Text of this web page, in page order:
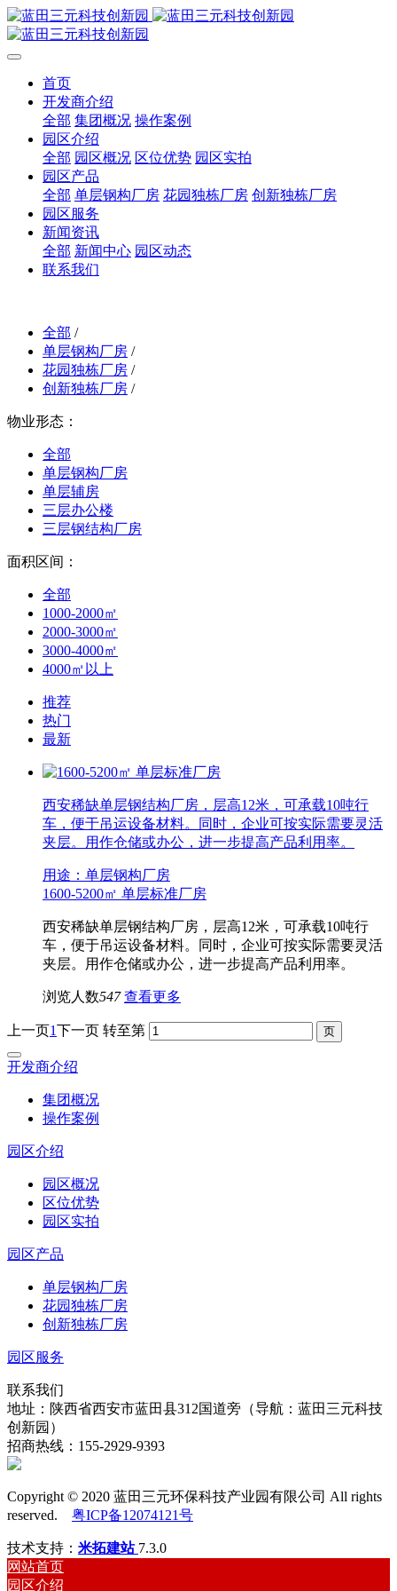
首页
开发商介绍
全部 集团概况 操作案例
园区介绍
全部 园区概况 区位优势 园区实拍
园区产品
全部 单层钢构厂房 花园独栋厂房 创新独栋厂房
园区服务
新闻资讯
全部 新闻中心 园区动态
联系我们
全部 /
单层钢构厂房 /
花园独栋厂房 /
创新独栋厂房 /
物业形态：
全部
单层钢构厂房
单层辅房
三层办公楼
三层钢结构厂房
面积区间：
全部
1000-2000㎡
2000-3000㎡
3000-4000㎡
4000㎡以上
推荐
热门
最新
西安稀缺单层钢结构厂房，层高12米，可承载10吨行
车，便于吊运设备材料。同时，企业可按实际需要灵活
夹层。用作仓储或办公，进一步提高产品利用率。
用途：单层钢构厂房
1600-5200㎡ 单层标准厂房
西安稀缺单层钢结构厂房，层高12米，可承载10吨行
车，便于吊运设备材料。同时，企业可按实际需要灵活
夹层。用作仓储或办公，进一步提高产品利用率。
浏览人数547 查看更多
上一页1下一页 转至第
开发商介绍
集团概况
操作案例
园区介绍
园区概况
区位优势
园区实拍
园区产品
单层钢构厂房
花园独栋厂房
创新独栋厂房
园区服务
联系我们
地址：陕西省西安市蓝田县312国道旁（导航：蓝田三元科技
创新园）
招商热线：155-2929-9393
Copyright © 2020 蓝田三元环保科技产业园有限公司 All rights
reserved. 粤ICP备12074121号
技术支持： 米拓建站 7.3.0
网站首页
园区介绍